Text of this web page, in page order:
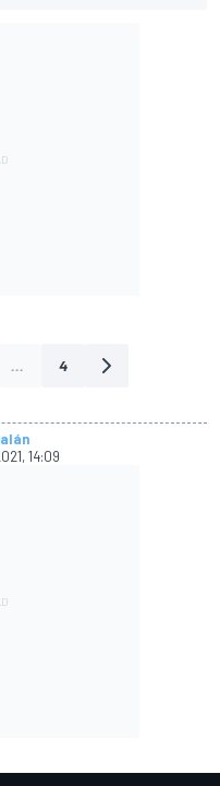
... 4
14:09